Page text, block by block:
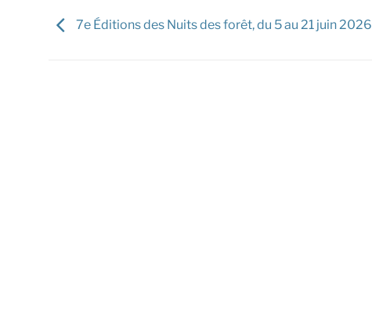
7e Éditions des Nuits des forêt, du 5 au 21 juin 2026